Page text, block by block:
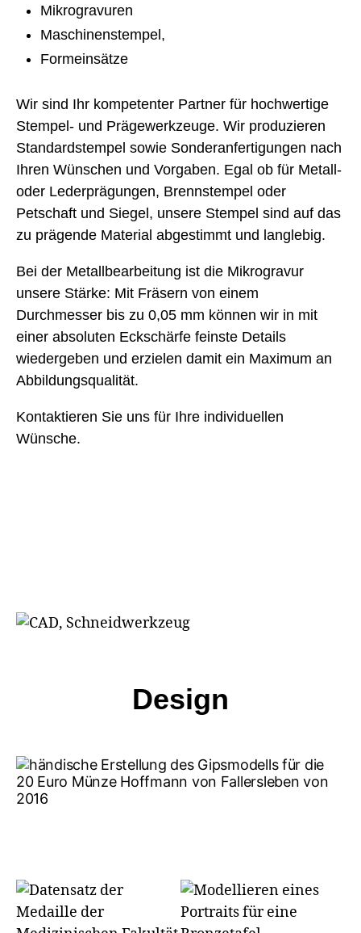
Mikrogravuren
Maschinenstempel,
Formeinsätze
Wir sind Ihr kompetenter Partner für hochwertige
Stempel- und Prägewerkzeuge. Wir produzieren
Standardstempel sowie Sonderanfertigungen nach
Ihren Wünschen und Vorgaben. Egal ob für Metall-
oder Lederprägungen, Brennstempel oder
Petschaft und Siegel, unsere Stempel sind auf das
zu prägende Material abgestimmt und langlebig.
Bei der Metallbearbeitung ist die Mikrogravur
unsere Stärke: Mit Fräsern von einem
Durchmesser bis zu 0,05 mm können wir in mit
einer absoluten Eckschärfe feinste Details
wiedergeben und erzielen damit ein Maximum an
Abbildungsqualität.
Kontaktieren Sie uns für Ihre individuellen
Wünsche.
Kategorien
Design